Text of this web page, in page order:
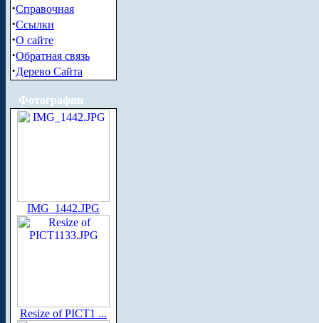
·Справочная
·Ссылки
·О сайте
·Обратная связь
·Дерево Сайта
Фотографии
IMG_1442.JPG
Resize of PICT1 ...